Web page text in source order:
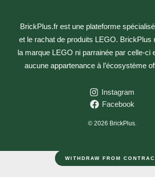
BrickPlus.fr est une plateforme
et le rachat de produits LEGO. BrickPlus
la marque LEGO ni parrainée par celle-ci
aucune appartenance à l’écosystème
Instagram
Facebook
© 2026 BrickPlus.
WITHDRAW FROM